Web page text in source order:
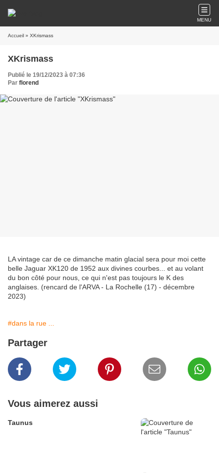
MENU
Accueil » XKrismass
XKrismass
Publié le 19/12/2023 à 07:36
Par florend
LA vintage car de ce dimanche matin glacial sera pour moi cette
belle Jaguar XK120 de 1952 aux divines courbes... et au volant
du bon côté pour nous, ce qui n'est pas toujours le K des
anglaises. (rencard de l'ARVA - La Rochelle (17) - décembre
2023)
#dans la rue ...
Partager
Vous aimerez aussi
Taunus